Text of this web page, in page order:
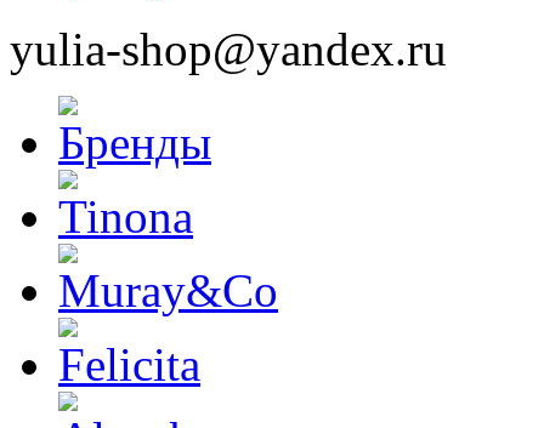
yulia-shop@yandex.ru